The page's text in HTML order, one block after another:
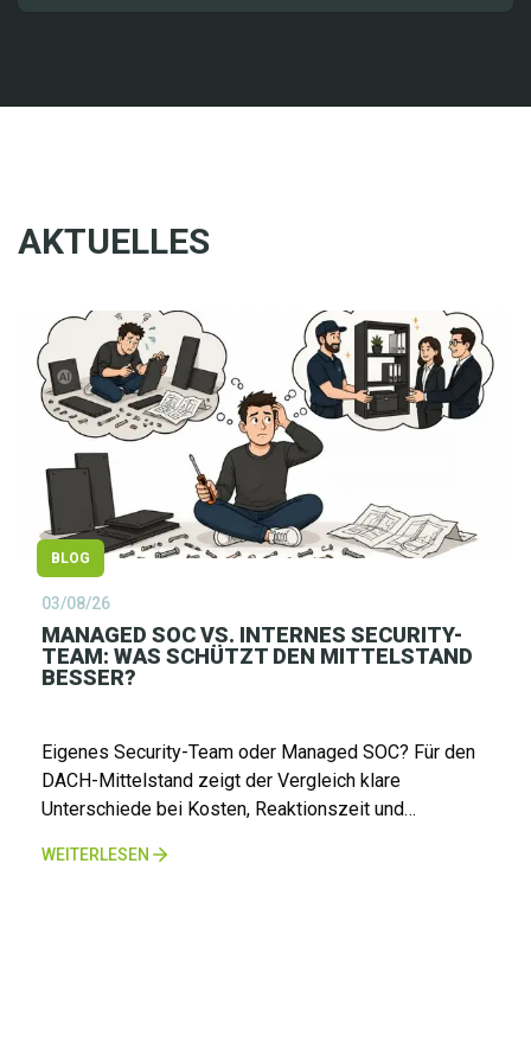
AKTUELLES
BLOG
03/08/26
MANAGED SOC VS. INTERNES SECURITY-
TEAM: WAS SCHÜTZT DEN MITTELSTAND
BESSER?
Eigenes Security-Team oder Managed SOC? Für den
DACH-Mittelstand zeigt der Vergleich klare
Unterschiede bei Kosten, Reaktionszeit und
heute kein Luxus mehr ist.
WEITERLESEN